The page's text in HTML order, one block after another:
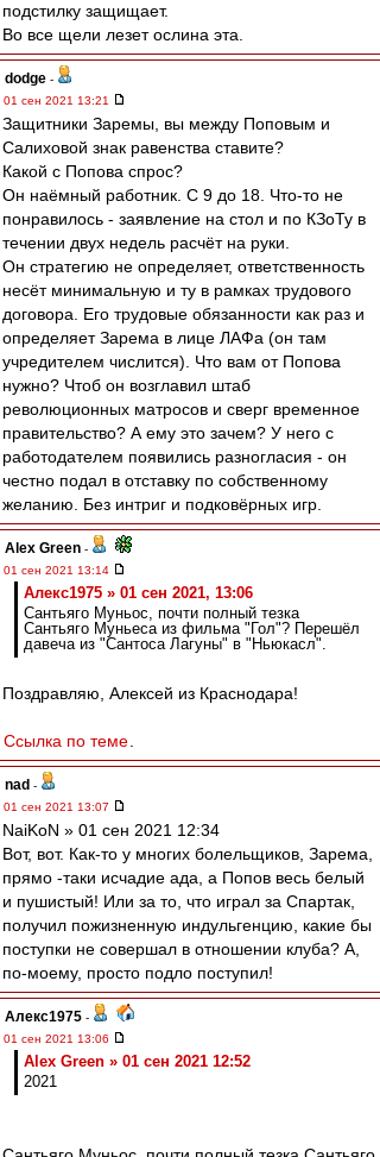
подстилку защищает.
Во все щели лезет ослина эта.
dodge -
01 сен 2021 13:21
Защитники Заремы, вы между Поповым и
Салиховой знак равенства ставите?
Какой с Попова спрос?
Он наёмный работник. С 9 до 18. Что-то не
понравилось - заявление на стол и по КЗоТу в
течении двух недель расчёт на руки.
Он стратегию не определяет, ответственность
несёт минимальную и ту в рамках трудового
договора. Его трудовые обязанности как раз и
определяет Зарема в лице ЛАФа (он там
учредителем числится). Что вам от Попова
нужно? Чтоб он возглавил штаб
революционных матросов и сверг временное
правительство? А ему это зачем? У него с
работодателем появились разногласия - он
честно подал в отставку по собственному
желанию. Без интриг и подковёрных игр.
Alex Green -
01 сен 2021 13:14
Алекс1975 » 01 сен 2021, 13:06
Сантьяго Муньос, почти полный тезка
Сантьяго Муньеса из фильма "Гол"? Перешёл
давеча из "Сантоса Лагуны" в "Ньюкасл".
Поздравляю, Алексей из Краснодара!
Ссылка по теме
nad -
01 сен 2021 13:07
NaiKoN » 01 сен 2021 12:34
Вот, вот. Как-то у многих болельщиков, Зарема,
прямо -таки исчадие ада, а Попов весь белый
и пушистый! Или за то, что играл за Спартак,
получил пожизненную индульгенцию, какие бы
поступки не совершал в отношении клуба? А,
по-моему, просто подло поступил!
Алекс1975 -
01 сен 2021 13:06
Alex Green » 01 сен 2021 12:52
2021